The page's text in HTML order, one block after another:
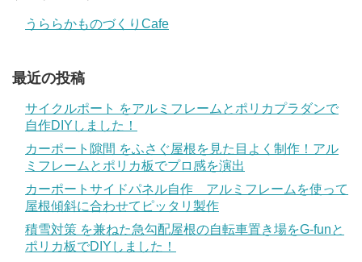
うららかものづくりCafe
最近の投稿
サイクルポート をアルミフレームとポリカプラダンで
自作DIYしました！
カーポート隙間 をふさぐ屋根を見た目よく制作！アル
ミフレームとポリカ板でプロ感を演出
カーポートサイドパネル自作 アルミフレームを使って
屋根傾斜に合わせてピッタリ製作
積雪対策 を兼ねた急勾配屋根の自転車置き場をG-funと
ポリカ板でDIYしました！